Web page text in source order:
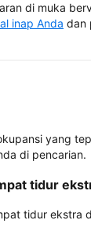
di muka
inap Anda dan
yang
di pencarian.
tidur
tidur ekstra